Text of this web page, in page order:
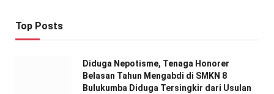
Top Posts
Diduga Nepotisme, Tenaga Honorer
Belasan Tahun Mengabdi di SMKN 8
Bulukumba Diduga Tersingkir dari Usulan